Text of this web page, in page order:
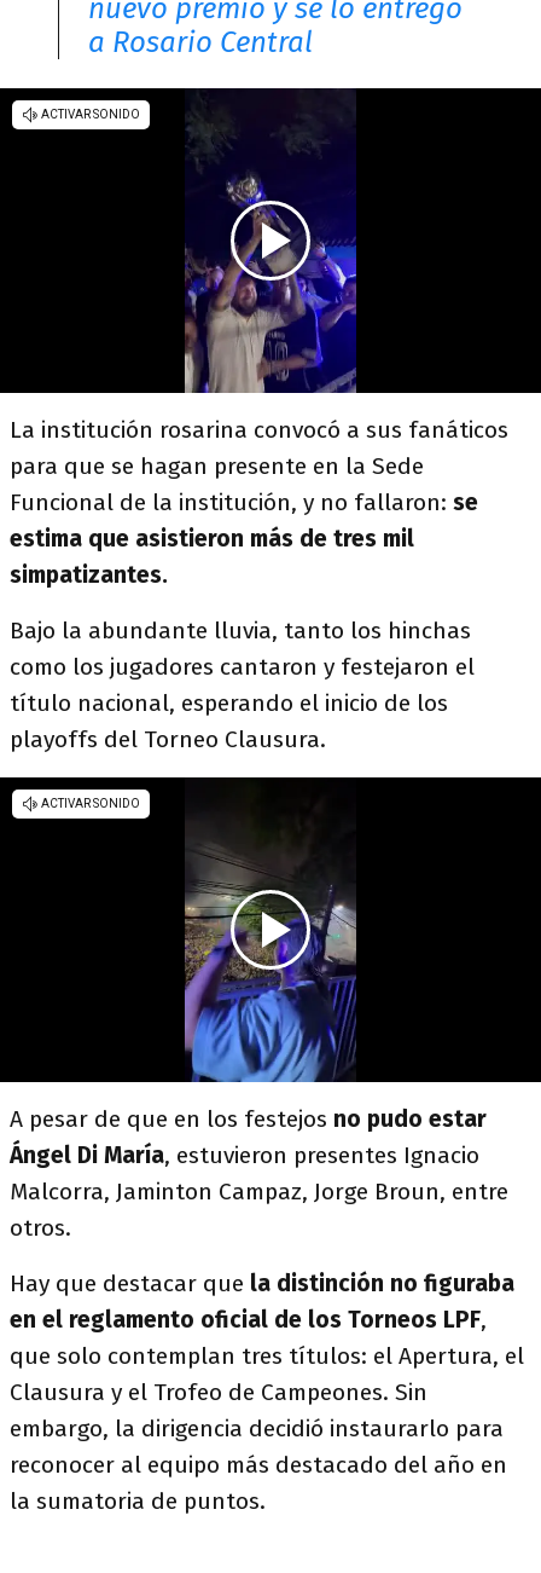
nuevo premio y se lo entregó
a Rosario Central
La institución rosarina convocó a sus fanáticos
para que se hagan presente en la Sede
Funcional de la institución, y no fallaron: se
estima que asistieron más de tres mil
simpatizantes.
Bajo la abundante lluvia, tanto los hinchas
como los jugadores cantaron y festejaron el
título nacional, esperando el inicio de los
playoffs del Torneo Clausura.
A pesar de que en los festejos no pudo estar
Ángel Di María, estuvieron presentes Ignacio
Malcorra, Jaminton Campaz, Jorge Broun, entre
otros.
Hay que destacar que la distinción no figuraba
en el reglamento oficial de los Torneos LPF,
que solo contemplan tres títulos: el Apertura, el
Clausura y el Trofeo de Campeones. Sin
embargo, la dirigencia decidió instaurarlo para
reconocer al equipo más destacado del año en
la sumatoria de puntos.